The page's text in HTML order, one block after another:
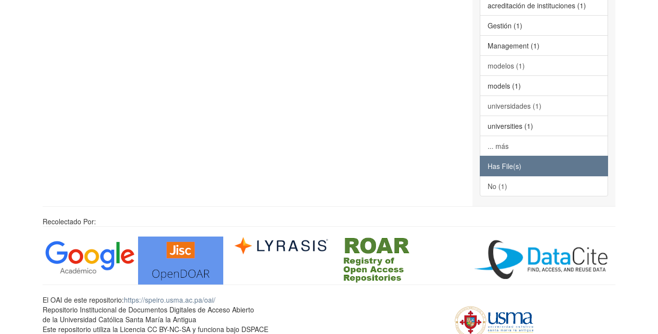
acreditación de instituciones (1)
Gestión (1)
Management (1)
modelos (1)
models (1)
universidades (1)
universities (1)
... más
Has File(s)
No (1)
Recolectado Por:
El OAI de este repositorio:https://speiro.usma.ac.pa/oai/
Repositorio Institucional de Documentos Digitales de Acceso Abierto
de la Universidad Católica Santa María la Antigua
Este repositorio utiliza la Licencia CC BY-NC-SA y funciona bajo DSPACE